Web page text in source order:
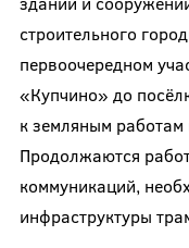
строительного
первоочередном
«Купчино» до
к земляным работам
Продолжаются
коммуникаций,
инфраструктуры